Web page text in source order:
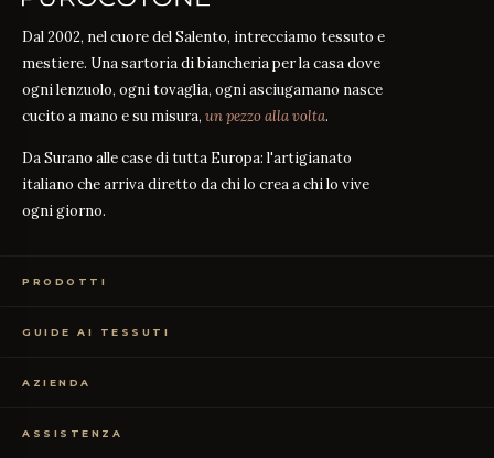
Dal 2002, nel cuore del Salento, intrecciamo tessuto e
mestiere. Una sartoria di biancheria per la casa dove
ogni lenzuolo, ogni tovaglia, ogni asciugamano nasce
cucito a mano e su misura, un pezzo alla volta.
Da Surano alle case di tutta Europa: l'artigianato
italiano che arriva diretto da chi lo crea a chi lo vive
ogni giorno.
PRODOTTI
Biancheria Tavola
Abbigliamento
GUIDE AI TESSUTI
Percalle o Raso?
TC300 vs Cotone Egiziano
AZIENDA
Il nostro artigianato
ASSISTENZA